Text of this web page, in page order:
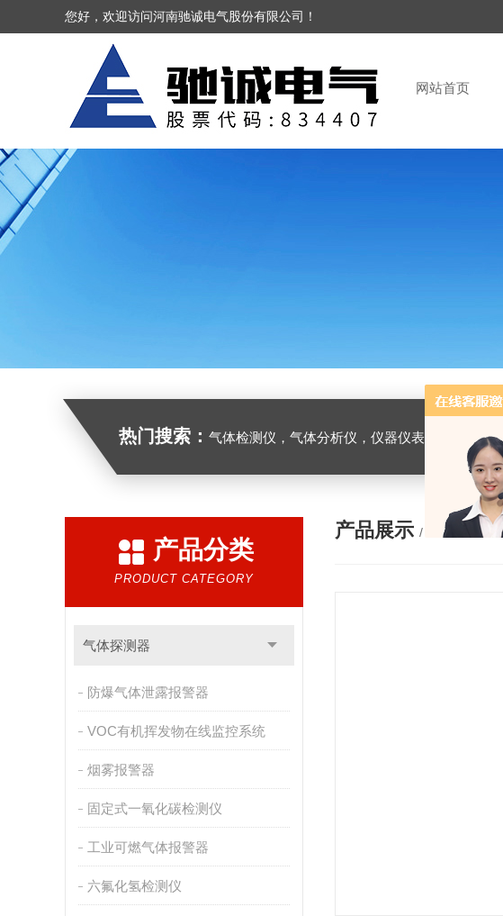
您好，欢迎访问河南驰诚电气股份有限公司！
网站首页
热门搜索： 气体检测仪，气体分析仪，仪器仪表，劳保用品
产品分类
PRODUCT CATEGORY
气体探测器
防爆气体泄露报警器
VOC有机挥发物在线监控系统
烟雾报警器
固定式一氧化碳检测仪
工业可燃气体报警器
六氟化氢检测仪
产品展示 / PRODUCTS